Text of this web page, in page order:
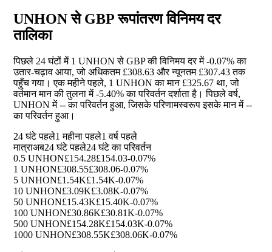
UNHON से GBP रूपांतरण विनिमय दर
तालिका
पिछले 24 घंटों में 1 UNHON से GBP की विनिमय दर में-0.07%का
उतार-चढ़ाव आया, जो अधिकतम £308.63 और न्यूनतम £307.43 तक
पहुँच गया। एक महीने पहले, 1 UNHON का मान £325.67 था, जो
वर्तमान मान की तुलना में-5.40%का परिवर्तन दर्शाता है। पिछले वर्ष,
UNHON में--का परिवर्तन हुआ, जिसके परिणामस्वरूप इसके मान में--
का परिवर्तन हुआ।
24 घंटे पहले1 महीना पहले1 वर्ष पहले
मात्राअब24 घंटे पहले24 घंटे का परिवर्तन
0.5 UNHON£154.28£154.03-0.07%
1 UNHON£308.55£308.06-0.07%
5 UNHON£1.54K£1.54K-0.07%
10 UNHON£3.09K£3.08K-0.07%
50 UNHON£15.43K£15.40K-0.07%
100 UNHON£30.86K£30.81K-0.07%
500 UNHON£154.28K£154.03K-0.07%
1000 UNHON£308.55K£308.06K-0.07%